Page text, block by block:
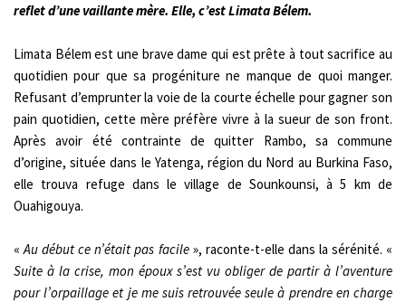
reflet d’une vaillante mère. Elle, c’est Limata Bélem.
Limata Bélem est une brave dame qui est prête à tout sacrifice au
quotidien pour que sa progéniture ne manque de quoi manger.
Refusant d’emprunter la voie de la courte échelle pour gagner son
pain quotidien, cette mère préfère vivre à la sueur de son front.
Après avoir été contrainte de quitter Rambo, sa commune
d’origine, située dans le Yatenga, région du Nord au Burkina Faso,
elle trouva refuge dans le village de Sounkounsi, à 5 km de
Ouahigouya.
«Au début ce n’était pas facile», raconte-t-elle dans la sérénité. «
Suite à la crise, mon époux s’est vu obliger de partir à l’aventure
pour l’orpaillage et je me suis retrouvée seule à prendre en charge